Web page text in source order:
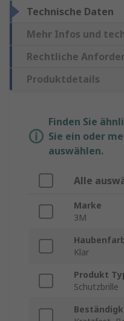
Technische Daten
Mehr Infos und
Rechtliche
Produktdetails
Finden Sie
Sie ein oder
auswählen.
Alle
Marke
3M
Klar
Produkt
Schutzbrille